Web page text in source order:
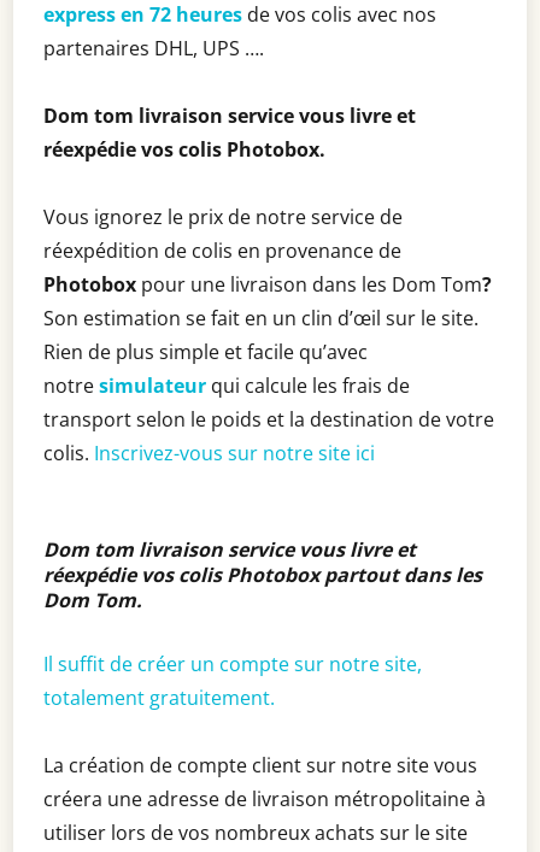
express en 72 heures de vos colis avec nos
partenaires DHL, UPS ….
Dom tom livraison service vous livre et
réexpédie vos colis Photobox.
Vous ignorez le prix de notre service de
réexpédition de colis en provenance de
Photobox pour une livraison dans les Dom Tom?
Son estimation se fait en un clin d’œil sur le site.
Rien de plus simple et facile qu’avec
notresimulateur qui calcule les frais de
transport selon le poids et la destination de votre
colis. Inscrivez-vous sur notre site ici
Dom tom livraison service vous livre et
réexpédie vos colis Photobox partout dans les
Dom Tom.
Il suffit de créer un compte sur notre site,
totalement gratuitement.
La création de compte client sur notre site vous
créera une adresse de livraison métropolitaine à
utiliser lors de vos nombreux achats sur le site